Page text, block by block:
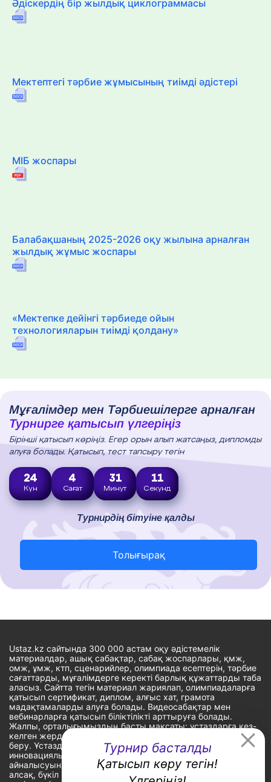
Турнир басталды
Қатысып көру тегін!
Әдіскердің бір жылдық циклограммасы
Мектептегі тәрбие жұмысының тиімді әдістері
МІБ жоспары
Балабақшаның 2025-2026 оқу жылына арналған
жылдық жұмыс жоспары
«Мектепке дейінгі тәрбиеде ойын
технологияларын тиімді қолдану»
Мұғалімдер мен Тәрбиешілерге арналған
Турнирге қатысып үлгеріңіз
Бірінші қатысып көріңіз. Егер орын алып жатсаңыз, дипломды
алуға болады. Қатысып, тест тапсыру тегін
24
Күн
4
Сағат
31
Минут
10
Секунд
Турнирдің бітуіне қалды
Толығырақ
Ustaz.kz сайтында 300 000 астам оқу әдістемелік
материалдар, ашық сабақтар, сабақ жоспарлары, қмж,
омж, ұмж, ктп, сценарийлер, олимпиада есептерін, тәрбие
сағаттарды, мұғалімдерге керекті барлық құжаттарды таба
аласыз. Сайтта тегін материал жариялап, олимпиадаларға
қатысып сертификат, диплом, алғыс хат, грамота
мадақтамаларды алуға болады. Видеосабақтар мен
вебинарларға қатысып біліктілікті арттыруға болады.
Жалпы, орталығымыздың басты мақсаты: ұстаздарға кез-
келген жерде, кез-келген уақытта білім алуына мүмкіндік
беру. Ұстаздардың барлық өзекті мәселелеріне
инновациялық шешім тауып, шығармашылық жұмыспен
айналысуына уақыт сыйлау. «Ұстаздарға сапалы білім бере
алсақ, бүкіл Қазақ еліне білім бере аламыз» - деген